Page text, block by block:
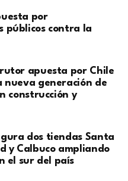
por
públicos contra la
apuesta por Chile
generación de
construcción y
dos tiendas Santa
y Calbuco ampliando
el sur del país